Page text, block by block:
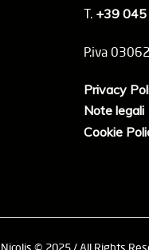
T. +39
P.iva
Privacy
Note legali
Cookie